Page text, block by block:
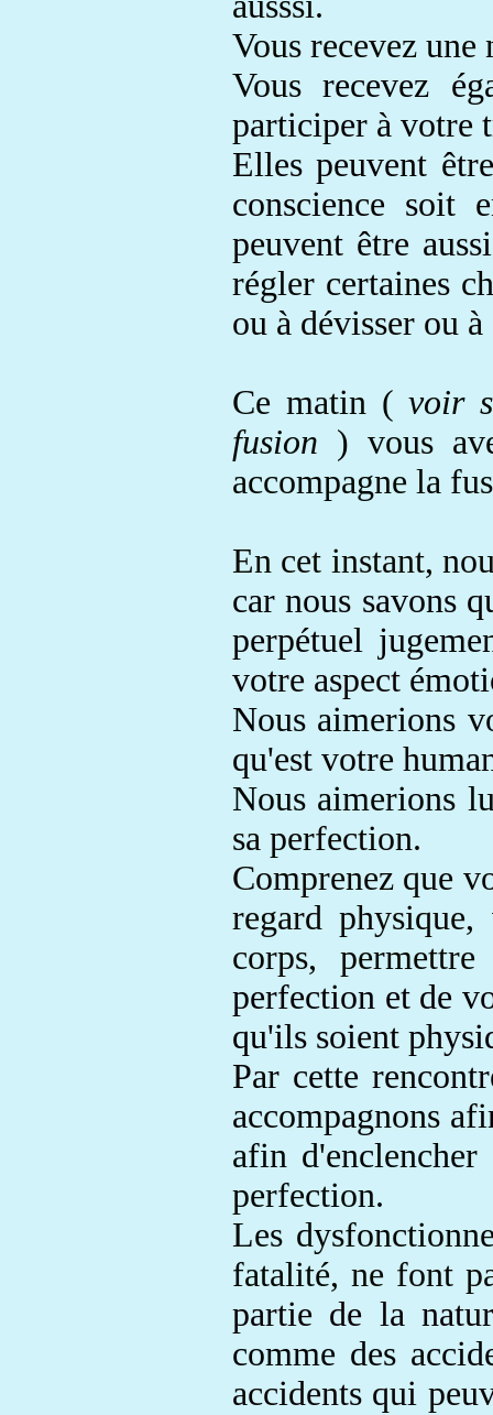
Vous recevez
Vousrecevez
participer à votre
Elles peuvent
conscience soit
peuvent être
régler certaines
ou à dévisser ou
Ce matin (voir
fusion ) vous
accompagne la
En cet instant,
car nous savons
perpétuel
votre aspect
Nous aimerions
qu'est votre
Nous aimerions
sa perfection.
Comprenez que
regard physique,
corps,
perfection et de
qu'ils soient
Par cette
accompagnons
afin
perfection.
Les
fatalité, ne font
partie de la
comme des
accidents qui